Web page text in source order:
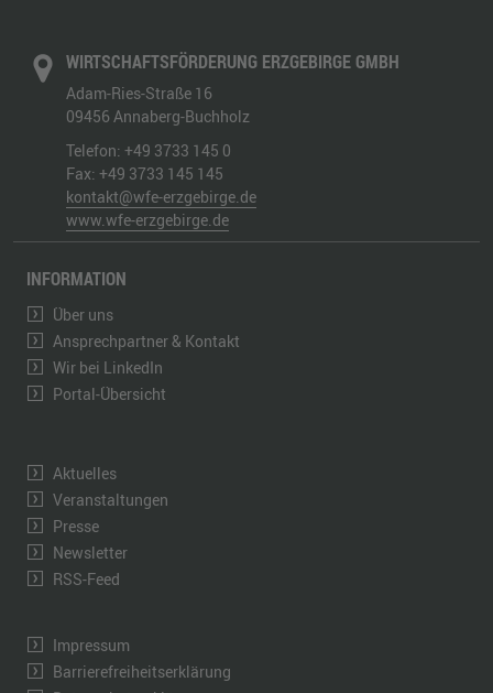
WIRTSCHAFTSFÖRDERUNG ERZGEBIRGE GMBH
Adam-Ries-Straße 16
09456 Annaberg-Buchholz
Telefon: +49 3733 145 0
Fax: +49 3733 145 145
kontakt@wfe-erzgebirge.de
www.wfe-erzgebirge.de
INFORMATION
Über uns
Ansprechpartner & Kontakt
Wir bei LinkedIn
Portal-Übersicht
Aktuelles
Veranstaltungen
Presse
Newsletter
RSS-Feed
Impressum
Barrierefreiheitserklärung